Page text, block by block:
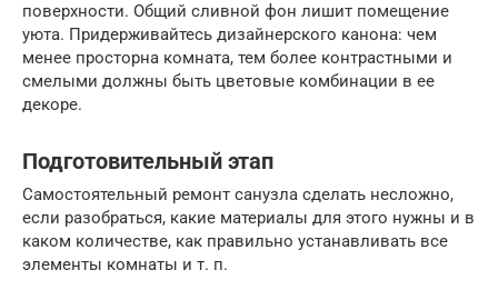
поверхности. Общий сливной фон лишит помещение
уюта. Придерживайтесь дизайнерского канона: чем
менее просторна комната, тем более контрастными и
смелыми должны быть цветовые комбинации в ее
декоре.
Подготовительный этап
Самостоятельный ремонт санузла сделать несложно,
если разобраться, какие материалы для этого нужны и в
каком количестве, как правильно устанавливать все
элементы комнаты и т. п.